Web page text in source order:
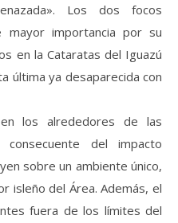
Los dos focos
mayor importancia por su
en la Cataratas del Iguazú
última ya desaparecida con
en los alrededores de las
del impacto
sobre un ambiente único,
isleño del Área. Además, el
fuera de los límites del